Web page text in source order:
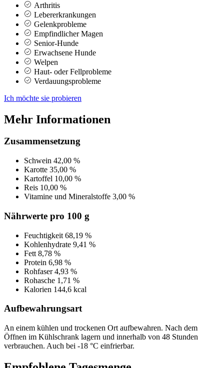
Arthritis
Lebererkrankungen
Gelenkprobleme
Empfindlicher Magen
Senior-Hunde
Erwachsene Hunde
Welpen
Haut- oder Fellprobleme
Verdauungsprobleme
Ich möchte sie probieren
Mehr Informationen
Zusammensetzung
Schwein 42,00 %
Karotte 35,00 %
Kartoffel 10,00 %
Reis 10,00 %
Vitamine und Mineralstoffe 3,00 %
Nährwerte pro 100 g
Feuchtigkeit 68,19 %
Kohlenhydrate 9,41 %
Fett 8,78 %
Protein 6,98 %
Rohfaser 4,93 %
Rohasche 1,71 %
Kalorien 144,6 kcal
Aufbewahrungsart
An einem kühlen und trockenen Ort aufbewahren. Nach dem
Öffnen im Kühlschrank lagern und innerhalb von 48 Stunden
verbrauchen. Auch bei -18 °C einfrierbar.